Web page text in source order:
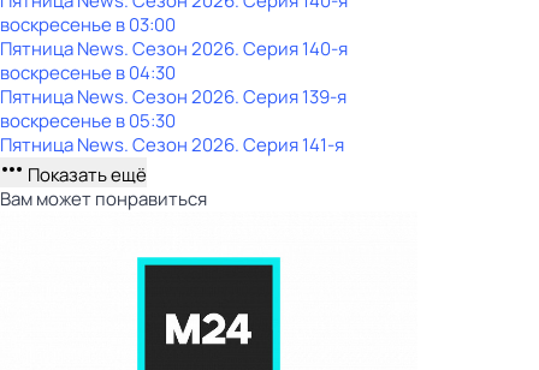
воскресенье в03:00
Пятница News. Сезон 2026. Серия 140-я
воскресенье в04:30
Пятница News. Сезон 2026. Серия 139-я
воскресенье в05:30
Пятница News. Сезон 2026. Серия 141-я
Показать ещё
Вам может понравиться